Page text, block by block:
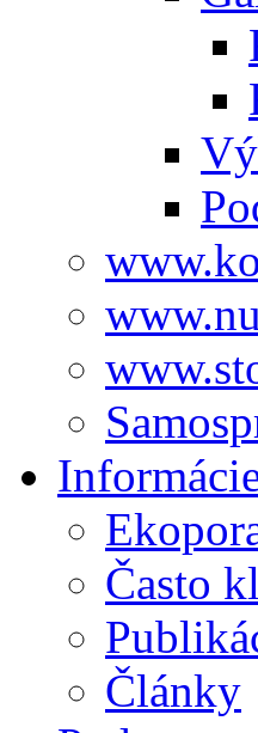
Často
Články